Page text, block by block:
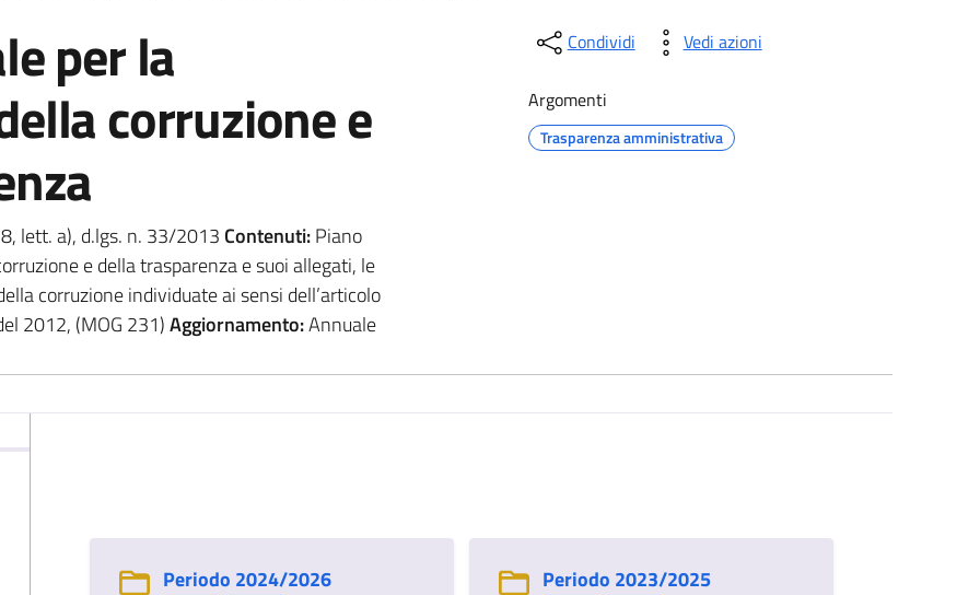
per la
corruzione e
lett. a), d.lgs. n. 33/2013 Contenuti:Piano
e della trasparenza e suoi allegati, le
corruzione individuate ai sensi dell’articolo
2012, (MOG 231)Aggiornamento:Annuale
Condividi Vedi azioni
Argomenti
Trasparenza amministrativa
Periodo 2024/2026 Periodo 2023/2025